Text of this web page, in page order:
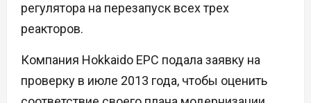
регулятора на перезапуск всех трех
реакторов.
Компания Hokkaido EPC подала заявку на
проверку в июле 2013 года, чтобы оценить